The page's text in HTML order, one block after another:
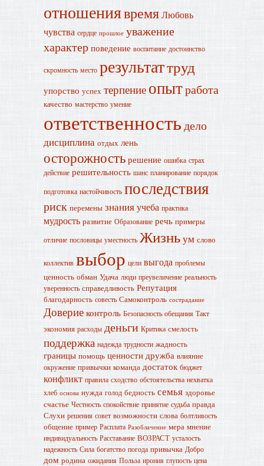
отношениявремяЛюбовь
чувства сердце прошлое уважение
характер поведение воспитание достоинство
скромность место результаттруд
упорство успех терпение опытработа
качество мастерство умение
ответственностьдело
дисциплина отдых лень
осторожность решение ошибка страх
действие решительность шанс планирование порядок
подготовка настойчивость последствия
риск перемены знанияучеба практика
мудрость развитие Образование речь примеры
отличие пословицы уместность Жизньум слово
коллектив выбор цели выгода проблемы
ценность обман Удача люди преувеличение реальность
уверенность справедливость Репутация
благодарность совесть Самоконтроль сострадание
Доверие контроль Безопасность обещания Такт
экономия расходы деньги Критика смелость
поддержка надежда трудности жадность
границы помощь ценности дружба влияние
окружение привычки команда достаток бюджет
конфликт правила сходство обстоятельства нехватка
хлеб основа нужда голод бедность семья здоровье
счастье Честность спокойствие принятие судьба правда
Слухи решения совет возможности слова болтливость
общение пример Расплата Разоблачение мера мнение
индивидуальность Расставание ВОЗРАСТ усталость
надежность Сила богатство погода привычка Добро
дом родина ожидания Польза ирония глупость цена